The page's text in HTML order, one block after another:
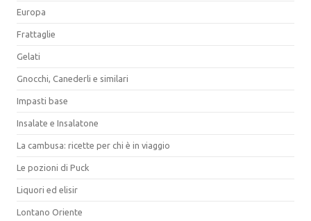
Europa
Frattaglie
Gelati
Gnocchi, Canederli e similari
Impasti base
Insalate e Insalatone
La cambusa: ricette per chi è in viaggio
Le pozioni di Puck
Liquori ed elisir
Lontano Oriente